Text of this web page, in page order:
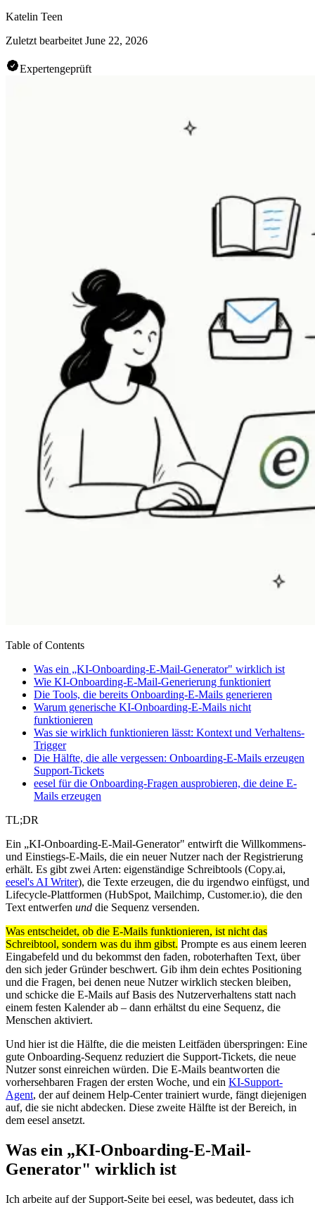
Katelin Teen
Zuletzt bearbeitet June 22, 2026
Expertengeprüft
Table of Contents
Was ein „KI-Onboarding-E-Mail-Generator" wirklich ist
Wie KI-Onboarding-E-Mail-Generierung funktioniert
Die Tools, die bereits Onboarding-E-Mails generieren
Warum generische KI-Onboarding-E-Mails nicht
funktionieren
Was sie wirklich funktionieren lässt: Kontext und Verhaltens-
Trigger
Die Hälfte, die alle vergessen: Onboarding-E-Mails erzeugen
Support-Tickets
eesel für die Onboarding-Fragen ausprobieren, die deine E-
Mails erzeugen
TL;DR
Ein „KI-Onboarding-E-Mail-Generator" entwirft die Willkommens-
und Einstiegs-E-Mails, die ein neuer Nutzer nach der Registrierung
erhält. Es gibt zwei Arten: eigenständige Schreibtools (Copy.ai,
eesel's AI Writer), die Texte erzeugen, die du irgendwo einfügst, und
Lifecycle-Plattformen (HubSpot, Mailchimp, Customer.io), die den
Text entwerfen und die Sequenz versenden.
Was entscheidet, ob die E-Mails funktionieren, ist nicht das
Schreibtool, sondern was du ihm gibst. Prompte es aus einem leeren
Eingabefeld und du bekommst den faden, roboterhaften Text, über
den sich jeder Gründer beschwert. Gib ihm dein echtes Positioning
und die Fragen, bei denen neue Nutzer wirklich stecken bleiben,
und schicke die E-Mails auf Basis des Nutzerverhaltens statt nach
einem festen Kalender ab – dann erhältst du eine Sequenz, die
Menschen aktiviert.
Und hier ist die Hälfte, die die meisten Leitfäden überspringen: Eine
gute Onboarding-Sequenz reduziert die Support-Tickets, die neue
Nutzer sonst einreichen würden. Die E-Mails beantworten die
vorhersehbaren Fragen der ersten Woche, und ein KI-Support-
Agent, der auf deinem Help-Center trainiert wurde, fängt diejenigen
auf, die sie nicht abdecken. Diese zweite Hälfte ist der Bereich, in
dem eesel ansetzt.
Was ein „KI-Onboarding-E-Mail-
Generator" wirklich ist
Ich arbeite auf der Support-Seite bei eesel, was bedeutet, dass ich